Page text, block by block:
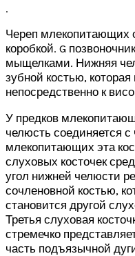
.
Череп млекопитающих
коробкой. G
мыщелками. Нижняя
зубной костью, которая
непосредственно к
У предков
челюсть соединяется
млекопитающих эта
слуховых косточек
угол нижней челюсти
сочленовной костью,
становится другой
Третья слуховая
стремечко
часть подъязычной